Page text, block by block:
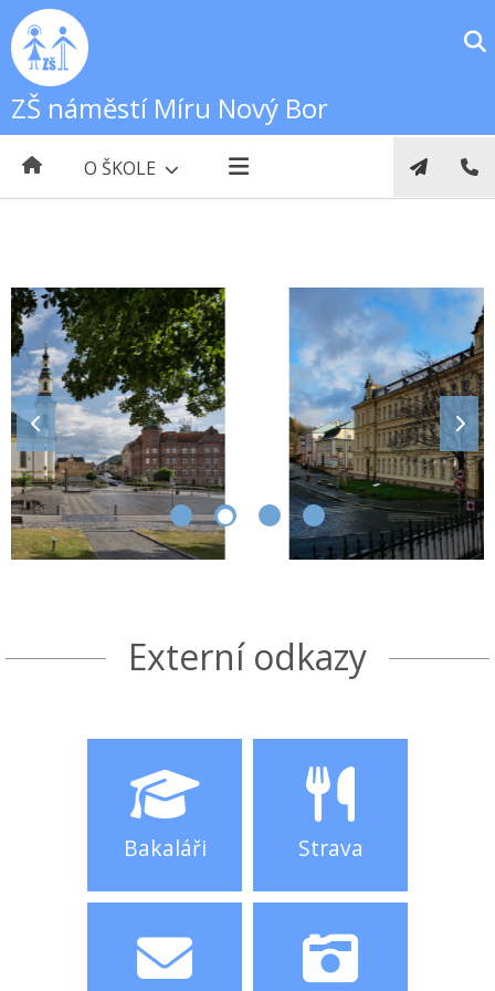
ZŠ náměstí Míru Nový Bor
O ŠKOLE
Externí odkazy
Bakaláři Strava